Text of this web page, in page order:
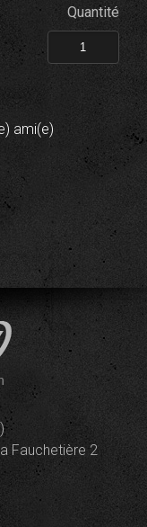
Quantité
ami(e)
Fauchetière 2